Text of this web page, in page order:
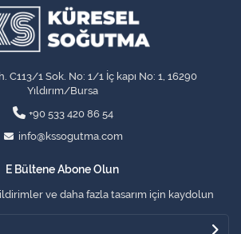
C113/1 Sok. No: 1/1 İç kapı No: 1, 16290
Yıldırım/Bursa
+90 533 420 86 54
info@kssogutma.com
E Bültene Abone Olun
ve daha fazla tasarım için kaydolun